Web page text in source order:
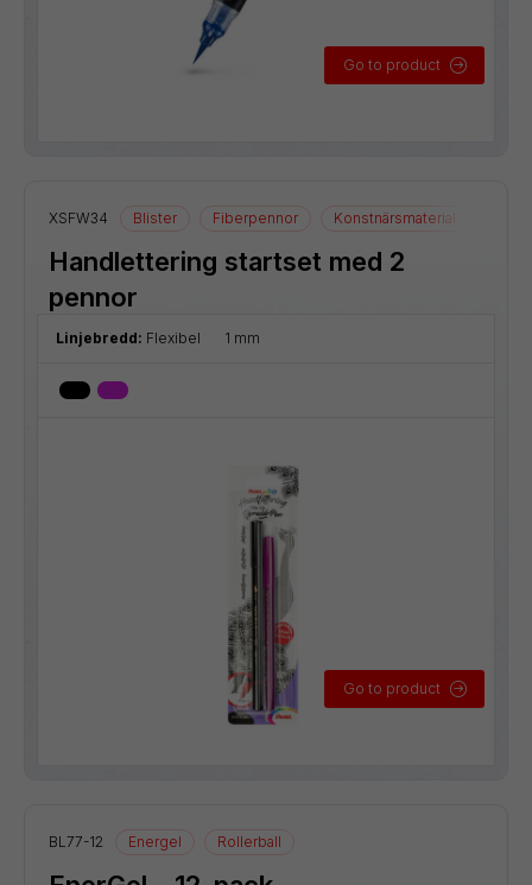
Go to product
XSFW34 Blister Fiberpennor Konstnärsmaterial
Handlettering startset med 2
pennor
Linjebredd: Flexibel 1 mm
Go to product
BL77-12 Energel Rollerball